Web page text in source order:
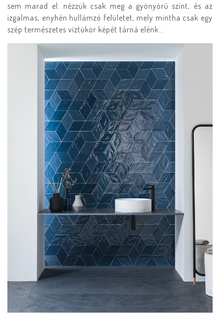
sem marad el: nézzük csak meg a gyönyörű színt, és az
izgalmas, enyhén hullámzó felületet, mely mintha csak egy
szép természetes víztükör képét tárná elénk…